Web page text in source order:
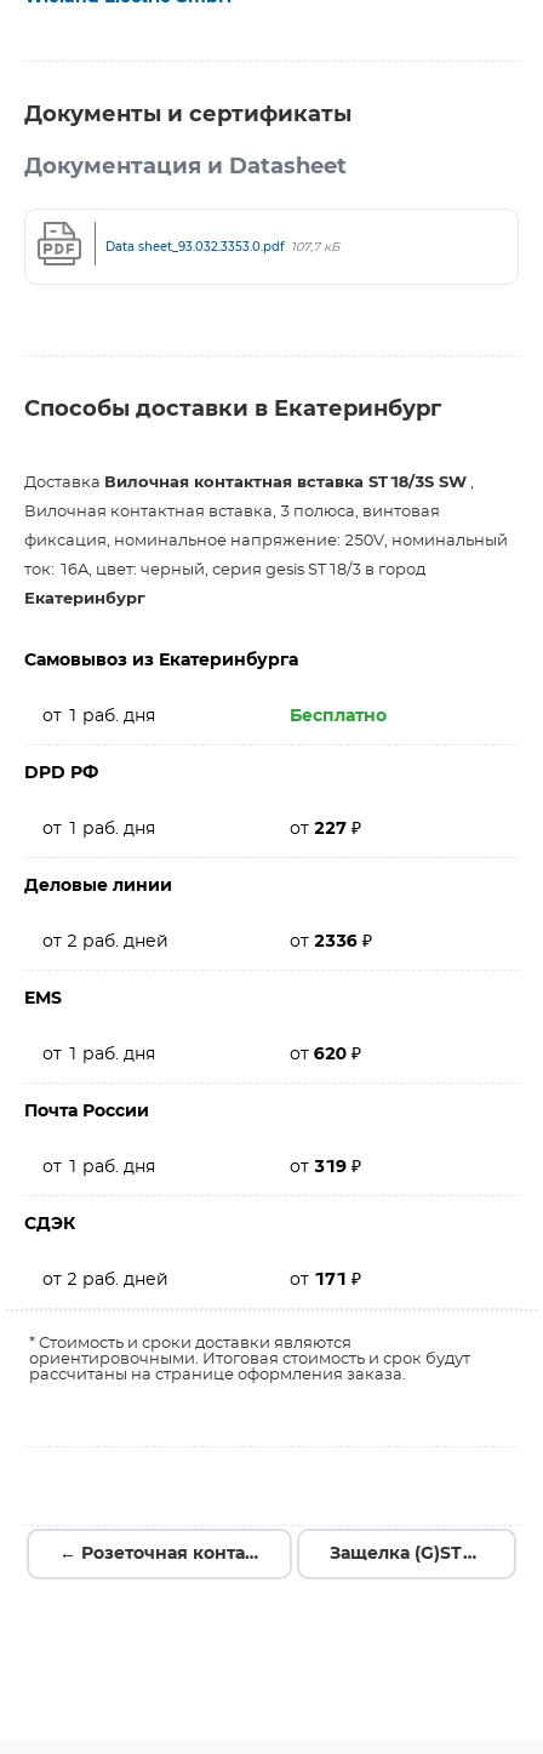
Документы и сертификаты
Документация и Datasheet
Data sheet_93.032.3353.0.pdf 107,7 кБ
Способы доставки в Екатеринбург
Доставка Вилочная контактная вставка ST18/3S SW ,
Вилочная контактная вставка, 3 полюса, винтовая
фиксация, номинальное напряжение: 250V, номинальный
ток: 16A, цвет: черный, серия gesis ST18/3 в город
Екатеринбург
Самовывоз из Екатеринбурга
от 1 раб. дня Бесплатно
DPD РФ
от 1 раб. дня от 227 ₽
Деловые линии
от 2 раб. дней от 2336 ₽
EMS
от 1 раб. дня от 620 ₽
Почта России
от 1 раб. дня от 319 ₽
СДЭК
от 2 раб. дней от 171 ₽
* Стоимость и сроки доставки являются
ориентировочными. Итоговая стоимость и срок будут
рассчитаны на странице оформления заказа.
← Розеточная контактная вставка ST18/3B SW Защелка (G)ST18 SW →